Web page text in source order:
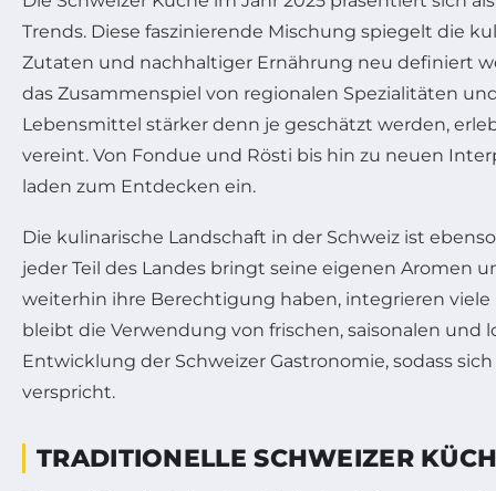
Trends. Diese faszinierende Mischung spiegelt die
Zutaten und nachhaltiger Ernährung neu definiert
das Zusammenspiel von regionalen Spezialitäten
Lebensmittel stärker denn je geschätzt werden,
vereint. Von Fondue und Rösti bis hin zu neuen
laden zum Entdecken ein.
Die kulinarische Landschaft in der Schweiz ist
jeder Teil des Landes bringt seine eigenen Aromen
weiterhin ihre Berechtigung haben, integrieren
bleibt die Verwendung von frischen, saisonalen
Entwicklung der Schweizer Gastronomie, sodass
verspricht.
TRADITIONELLE SCHWEIZER